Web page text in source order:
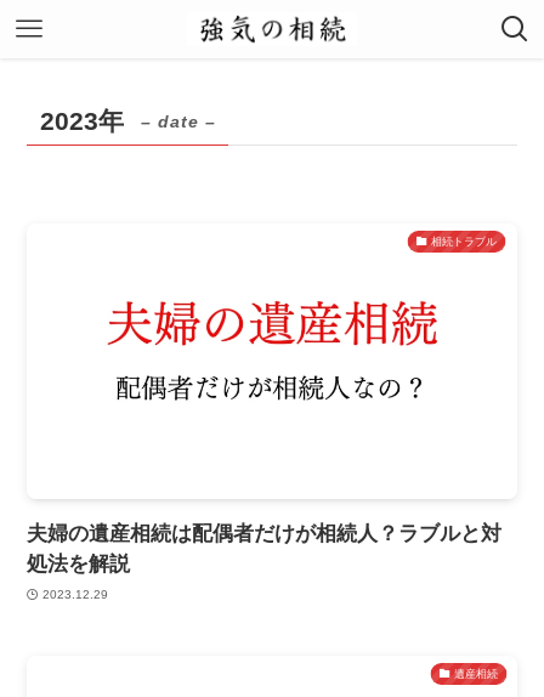
2023年 – date –
相続トラブル
夫婦の遺産相続は配偶者だけが相続人？ラブルと対
処法を解説
2023.12.29
遺産相続